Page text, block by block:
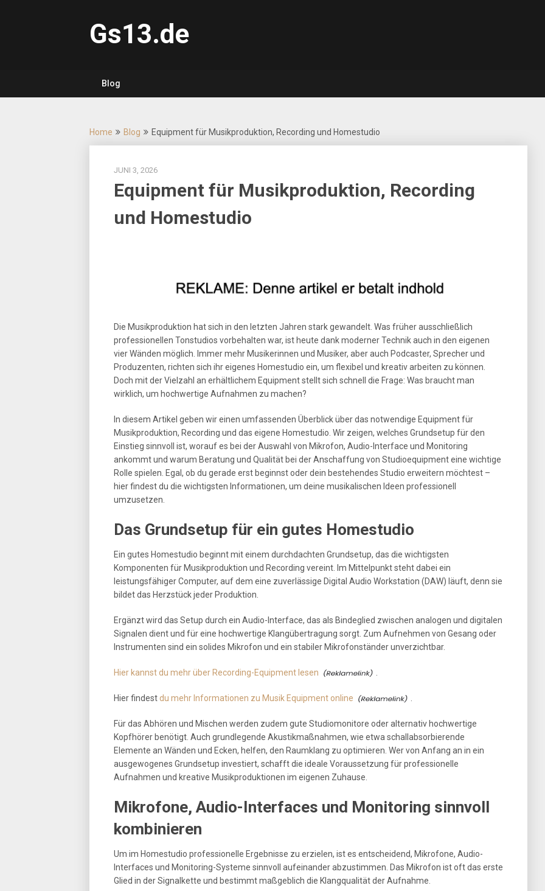
Gs13.de
Blog
Home Blog Equipment für Musikproduktion, Recording und Homestudio
JUNI 3, 2026
Equipment für Musikproduktion, Recording
und Homestudio
Die Musikproduktion hat sich in den letzten Jahren stark gewandelt. Was früher ausschließlich
professionellen Tonstudios vorbehalten war, ist heute dank moderner Technik auch in den eigenen
vier Wänden möglich. Immer mehr Musikerinnen und Musiker, aber auch Podcaster, Sprecher und
Produzenten, richten sich ihr eigenes Homestudio ein, um flexibel und kreativ arbeiten zu können.
Doch mit der Vielzahl an erhältlichem Equipment stellt sich schnell die Frage: Was braucht man
wirklich, um hochwertige Aufnahmen zu machen?
In diesem Artikel geben wir einen umfassenden Überblick über das notwendige Equipment für
Musikproduktion, Recording und das eigene Homestudio. Wir zeigen, welches Grundsetup für den
Einstieg sinnvoll ist, worauf es bei der Auswahl von Mikrofon, Audio-Interface und Monitoring
ankommt und warum Beratung und Qualität bei der Anschaffung von Studioequipment eine wichtige
Rolle spielen. Egal, ob du gerade erst beginnst oder dein bestehendes Studio erweitern möchtest –
hier findest du die wichtigsten Informationen, um deine musikalischen Ideen professionell
umzusetzen.
Das Grundsetup für ein gutes Homestudio
Ein gutes Homestudio beginnt mit einem durchdachten Grundsetup, das die wichtigsten
Komponenten für Musikproduktion und Recording vereint. Im Mittelpunkt steht dabei ein
leistungsfähiger Computer, auf dem eine zuverlässige Digital Audio Workstation (DAW) läuft, denn sie
bildet das Herzstück jeder Produktion.
Ergänzt wird das Setup durch ein Audio-Interface, das als Bindeglied zwischen analogen und digitalen
Signalen dient und für eine hochwertige Klangübertragung sorgt. Zum Aufnehmen von Gesang oder
Instrumenten sind ein solides Mikrofon und ein stabiler Mikrofonständer unverzichtbar.
Hier kannst du mehr über Recording-Equipment lesen
Hier findestdu mehr Informationen zu Musik Equipment online
Für das Abhören und Mischen werden zudem gute Studiomonitore oder alternativ hochwertige
Kopfhörer benötigt. Auch grundlegende Akustikmaßnahmen, wie etwa schallabsorbierende
Elemente an Wänden und Ecken, helfen, den Raumklang zu optimieren. Wer von Anfang an in ein
ausgewogenes Grundsetup investiert, schafft die ideale Voraussetzung für professionelle
Aufnahmen und kreative Musikproduktionen im eigenen Zuhause.
Mikrofone, Audio-Interfaces und Monitoring sinnvoll
kombinieren
Um im Homestudio professionelle Ergebnisse zu erzielen, ist es entscheidend, Mikrofone, Audio-
Interfaces und Monitoring-Systeme sinnvoll aufeinander abzustimmen. Das Mikrofon ist oft das erste
Glied in der Signalkette und bestimmt maßgeblich die Klangqualität der Aufnahme.